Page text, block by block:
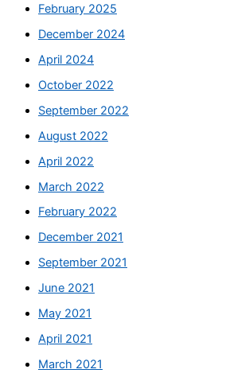
February 2025
December 2024
April 2024
October 2022
September 2022
August 2022
April 2022
March 2022
February 2022
December 2021
September 2021
June 2021
May 2021
April 2021
March 2021